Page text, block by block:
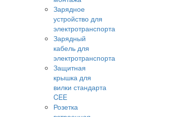
Зарядное
устройство для
электротранспорта
Зарядный
кабель для
электротранспорта
Защитная
крышка для
вилки стандарта
CEE
Розетка